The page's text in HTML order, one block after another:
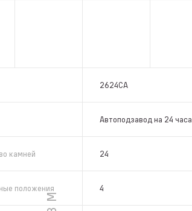
2624СА
Автоподзавод на 24 часа
камней 24
положения 4